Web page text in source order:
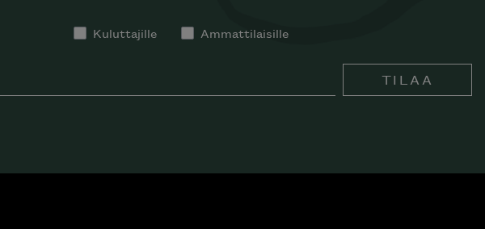
Kuluttajille Ammattilaisille
TILAA